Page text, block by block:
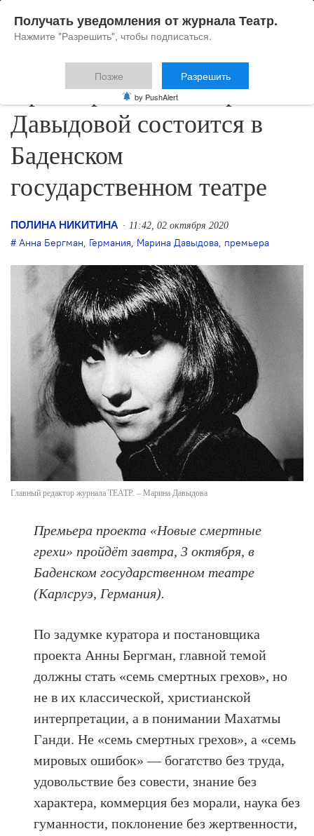
Премьера пьесы Марины
Давыдовой состоится в
Баденском
государственном театре
ПОЛИНА НИКИТИНА 11:42, 02 октября 2020
Анна Бергман, Германия, Марина Давыдова, премьера
Главный редактор журнала ТЕАТР. – Марина Давыдова
Премьера проекта «Новые смертные
грехи» пройдёт завтра, 3 октября, в
Баденском государственном театре
(Карлсруэ, Германия).
По задумке куратора и постановщика
проекта Анны Бергман, главной темой
должны стать «семь смертных грехов», но
не в их классической, христианской
интерпретации, а в понимании Махатмы
Ганди. Не «семь смертных грехов», а «семь
мировых ошибок» — богатство без труда,
удовольствие без совести, знание без
характера, коммерция без морали, наука без
гуманности, поклонение без жертвенности,
Получать уведомления от журнала Театр.
Нажмите "Разрешить", чтобы подписаться.
Позже Разрешить
by PushAlert